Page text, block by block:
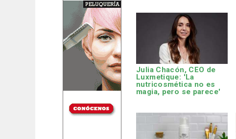
Julia Chacón, CEO de
Luxmetique: 'La
nutricosmética no es
magia, pero se parece'